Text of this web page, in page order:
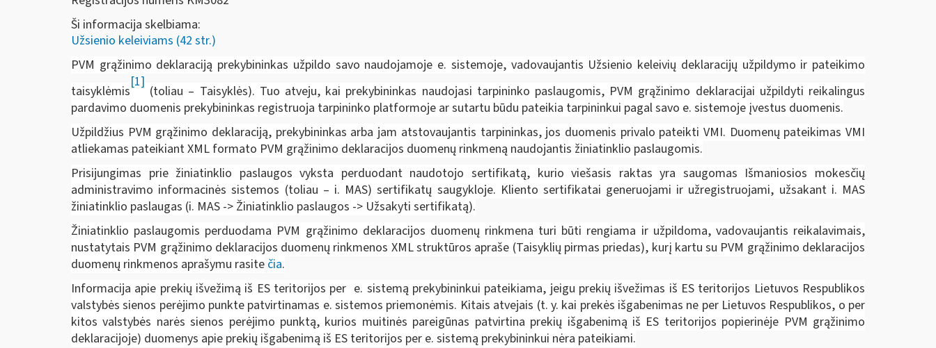
Ši informacija skelbiama:
Užsienio keleiviams (42 str.)
PVM grąžinimo deklaraciją prekybininkas užpildo savo naudojamoje e. sistemoje, vadovaujantis Užsienio keleivių deklaracijų užpildymo ir pateikimo
taisyklėmis
[1]
(toliau – Taisyklės). Tuo atveju, kai prekybininkas naudojasi tarpininko paslaugomis, PVM grąžinimo deklaracijai užpildyti reikalingus
pardavimo duomenis prekybininkas registruoja tarpininko platformoje ar sutartu būdu pateikia tarpininkui pagal savo e. sistemoje įvestus duomenis.
Užpildžius PVM grąžinimo deklaraciją, prekybininkas arba jam atstovaujantis tarpininkas, jos duomenis privalo pateikti VMI. Duomenų pateikimas VMI
atliekamas pateikiant XML formato PVM grąžinimo deklaracijos duomenų rinkmeną naudojantis žiniatinklio paslaugomis.
Prisijungimas prie žiniatinklio paslaugos vyksta perduodant naudotojo sertifikatą, kurio viešasis raktas yra saugomas Išmaniosios mokesčių
administravimo informacinės sistemos (toliau – i. MAS) sertifikatų saugykloje. Kliento sertifikatai generuojami ir užregistruojami, užsakant i. MAS
žiniatinklio paslaugas (i. MAS -> Žiniatinklio paslaugos -> Užsakyti sertifikatą).
Žiniatinklio paslaugomis perduodama PVM grąžinimo deklaracijos duomenų rinkmena turi būti rengiama ir užpildoma, vadovaujantis reikalavimais,
nustatytais PVM grąžinimo deklaracijos duomenų rinkmenos XML struktūros apraše (Taisyklių pirmas priedas), kurį kartu su PVM grąžinimo deklaracijos
duomenų rinkmenos aprašymu rasite čia.
Informacija apie prekių išvežimą iš ES teritorijos per e. sistemą prekybininkui pateikiama, jeigu prekių išvežimas iš ES teritorijos Lietuvos Respublikos
valstybės sienos perėjimo punkte patvirtinamas e. sistemos priemonėmis. Kitais atvejais (t. y. kai prekės išgabenimas ne per Lietuvos Respublikos, o per
kitos valstybės narės sienos perėjimo punktą, kurios muitinės pareigūnas patvirtina prekių išgabenimą iš ES teritorijos popierinėje PVM grąžinimo
deklaracijoje) duomenys apie prekių išgabenimą iš ES teritorijos per e. sistemą prekybininkui nėra pateikiami.